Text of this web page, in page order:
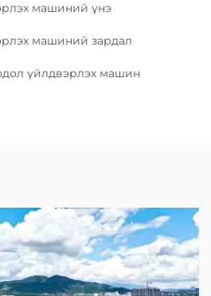
машиний үнэ
машиний зардал
үйлдвэрлэх машин